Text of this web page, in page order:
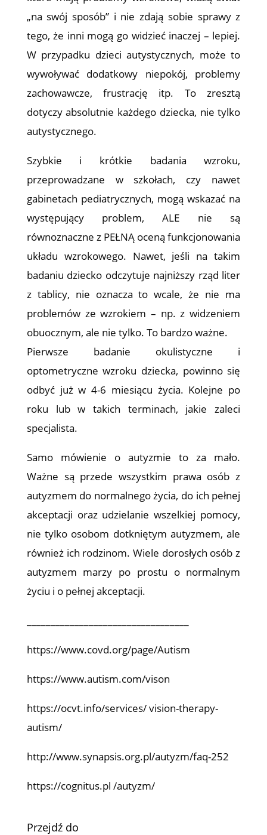
„na swój sposób” i nie zdają sobie sprawy z
tego, że inni mogą go widzieć inaczej – lepiej.
W przypadku dzieci autystycznych, może to
wywoływać dodatkowy niepokój, problemy
zachowawcze, frustrację itp. To zresztą
dotyczy absolutnie każdego dziecka, nie tylko
autystycznego.
Szybkie i krótkie badania wzroku,
przeprowadzane w szkołach, czy nawet
gabinetach pediatrycznych, mogą wskazać na
występujący problem, ALE nie są
równoznaczne z PEŁNĄ oceną funkcjonowania
układu wzrokowego. Nawet, jeśli na takim
badaniu dziecko odczytuje najniższy rząd liter
z tablicy, nie oznacza to wcale, że nie ma
problemów ze wzrokiem – np. z widzeniem
obuocznym, ale nie tylko. To bardzo ważne.
Pierwsze badanie okulistyczne i
optometryczne wzroku dziecka, powinno się
odbyć już w 4-6 miesiącu życia. Kolejne po
roku lub w takich terminach, jakie zaleci
specjalista.
Samo mówienie o autyzmie to za mało.
Ważne są przede wszystkim prawa osób z
autyzmem do normalnego życia, do ich pełnej
akceptacji oraz udzielanie wszelkiej pomocy,
nie tylko osobom dotkniętym autyzmem, ale
również ich rodzinom. Wiele dorosłych osób z
autyzmem marzy po prostu o normalnym
życiu i o pełnej akceptacji.
https://www.covd.org/page/Autism
https://www.autism.com/vison
https://ocvt.info/services/ vision-therapy-
autism/
http://www.synapsis.org.pl/autyzm/faq-252
https://cognitus.pl /autyzm/
Przejdź do